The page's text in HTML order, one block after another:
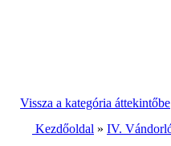
Vissza a kategória áttekintőbe
Kezdőoldal » IV.